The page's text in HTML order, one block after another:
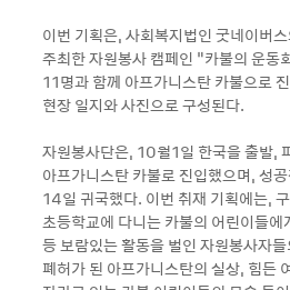
이번 기획은, 사회복지법인 굿네이버
주최한 자원봉사 캠페인 “카불의 운동
11명과 함께 아프가니스탄 카불으로
현장 일지와 사진으로 구성된다.
자원봉사단은, 10월1일 한국을 출발,
아프가니스탄 카불로 진입했으며, 성
14일 귀국했다. 이번 취재 기획에는,
초등학교에 다니는 카불의 어린이들
등 보람있는 활동을 벌인 자원봉사자
폐허가 된 아프가니스탄의 실상, 힘든